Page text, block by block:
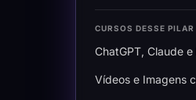
CURSOS DESSE PILAR
ChatGPT, Claude
Vídeos e Imagens